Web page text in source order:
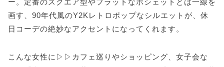
画す、90年代風のY2Kレトロポップなシルエットが、休
日コーデの絶妙なアクセントになってくれます。
こんな女性に▷▷カフェ巡りやショッピング、女子会な